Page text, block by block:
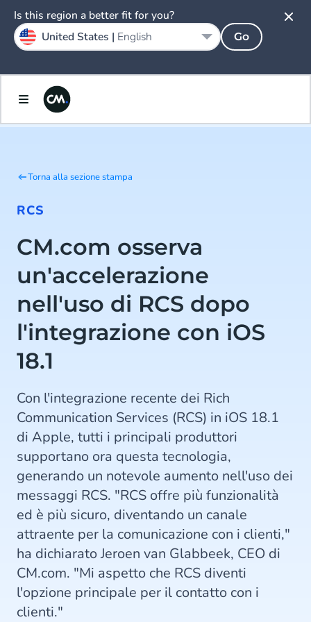
Torna alla sezione stampa
RCS
CM.com osserva
un'accelerazione
nell'uso di RCS dopo
l'integrazione con iOS
18.1
Con l'integrazione recente dei Rich
Communication Services (RCS) in iOS 18.1
di Apple, tutti i principali produttori
supportano ora questa tecnologia,
generando un notevole aumento nell'uso dei
messaggi RCS. "RCS offre più funzionalità
ed è più sicuro, diventando un canale
attraente per la comunicazione con i clienti,"
ha dichiarato Jeroen van Glabbeek, CEO di
CM.com. "Mi aspetto che RCS diventi
l'opzione principale per il contatto con i
clienti."
Is this region a better fit for you?
United States | English Go